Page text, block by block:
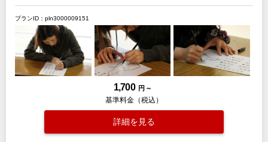
プランID：pln3000009151
1,700 円 ～
基準料金（税込）
詳細を見る